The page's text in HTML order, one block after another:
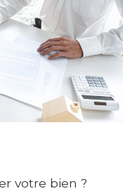
votre bien ?